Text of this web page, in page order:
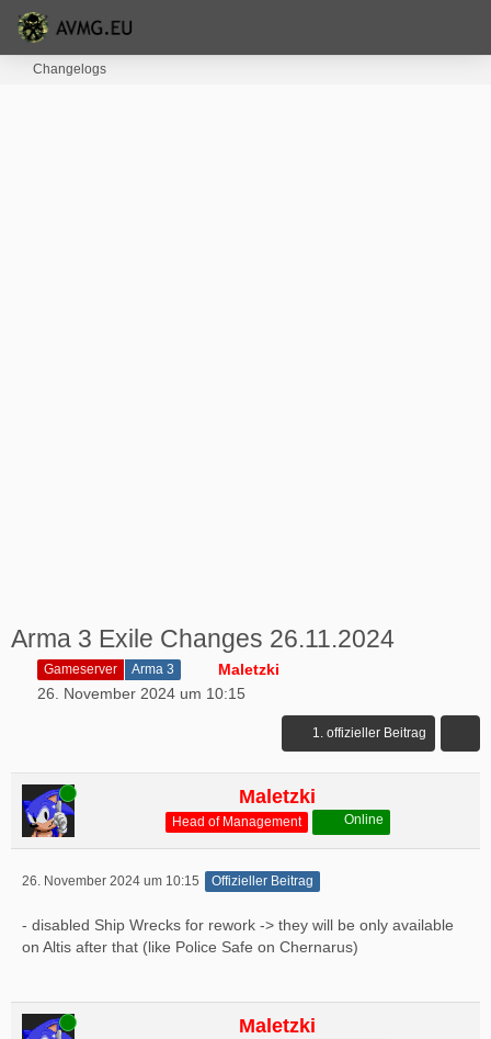
Changelogs
Arma 3 Exile Changes 26.11.2024
Gameserver Arma 3
Maletzki
26. November 2024 um 10:15
1. offizieller Beitrag
Online Maletzki
Head of Management Online
26. November 2024 um 10:15 Offizieller Beitrag
- disabled Ship Wrecks for rework -> they will be only available
on Altis after that (like Police Safe on Chernarus)
Online Maletzki